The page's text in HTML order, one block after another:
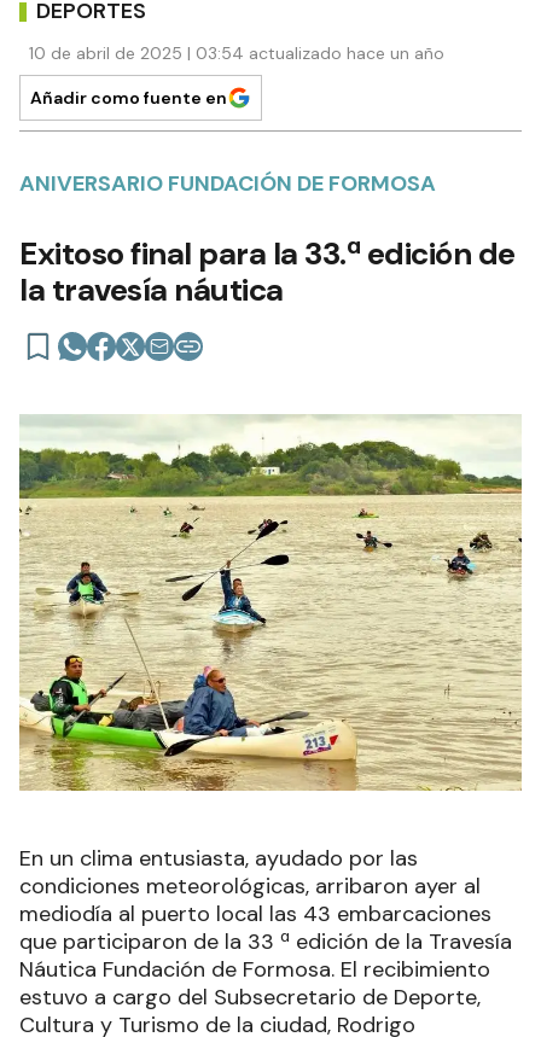
DEPORTES
10 de abril de 2025 | 03:54 actualizado hace un año
Añadir como fuente en
ANIVERSARIO FUNDACIÓN DE FORMOSA
Exitoso final para la 33.ª edición de
la travesía náutica
En un clima entusiasta, ayudado por las
condiciones meteorológicas, arribaron ayer al
mediodía al puerto local las 43 embarcaciones
que participaron de la 33 ª edición de la Travesía
Náutica Fundación de Formosa. El recibimiento
estuvo a cargo del Subsecretario de Deporte,
Cultura y Turismo de la ciudad, Rodrigo